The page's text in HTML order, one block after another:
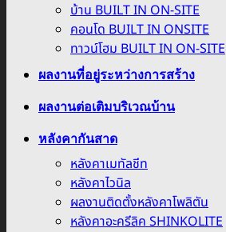
บ้าน BUILT IN ON-SITE
คอนโด BUILT IN ONSITE
ทาวน์โฮม BUILT IN ON-SITE
ผลงานที่อยู่ระหว่างการสร้าง
ผลงานต่อเติมบริเวณบ้าน
หลังคากันสาด
หลังคาเมทัลชีท
หลังคาไวนิล
ผลงานติดตั้งหลังคาโพลิตัน
หลังคาอะครีลิค SHINKOLITE